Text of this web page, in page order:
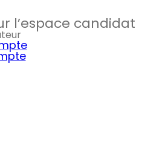
l’espace candidat